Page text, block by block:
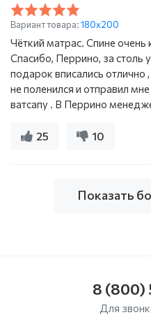
Вариант товара:180x200
Чёткий матрас. Спине
Спасибо, Перрино, за
подарок вписались
не поленился и отправил
ватсапу . В Перрино
25 10
Показать
8 (800)
Для